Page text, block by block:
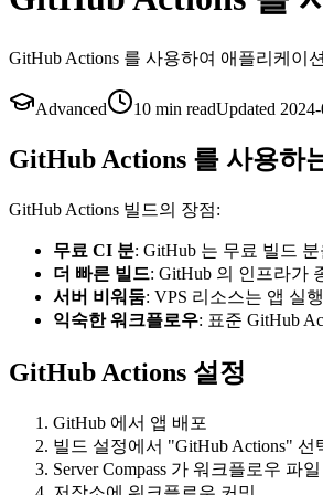
GitHub Actions 를 사용하여 애플리케이
Advanced 10 min readUpdated
GitHub Actions 를 사용하
GitHub Actions 빌드의 장점:
무료 CI 분: GitHub 는 무료 빌드
더 빠른 빌드: GitHub 의 인프라가
서버 비워둠: VPS 리소스는 앱 실
익숙한 워크플로우: 표준 GitHub
GitHub Actions 설정
GitHub 에서 앱 배포
빌드 설정에서 "GitHub Actions" 선
Server Compass 가 워크플로우 파